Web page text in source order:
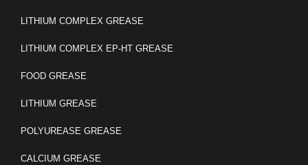
LITHIUM COMPLEX GREASE
LITHIUM COMPLEX EP-HT GREASE
FOOD GREASE
LITHIUM GREASE
POLYUREASE GREASE
CALCIUM GREASE